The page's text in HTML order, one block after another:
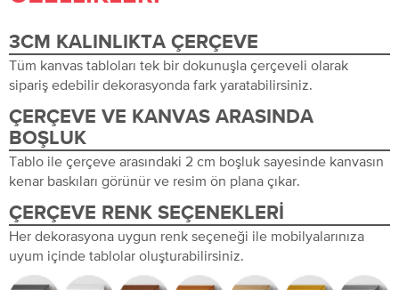
3CM KALINLIKTA ÇERÇEVE
Tüm kanvas tabloları tek bir dokunuşla çerçeveli olarak
sipariş edebilir dekorasyonda fark yaratabilirsiniz.
ÇERÇEVE VE KANVAS ARASINDA
BOŞLUK
Tablo ile çerçeve arasındaki 2 cm boşluk sayesinde kanvasın
kenar baskıları görünür ve resim ön plana çıkar.
ÇERÇEVE RENK SEÇENEKLERI
Her dekorasyona uygun renk seçeneği ile mobilyalarınıza
uyum içinde tablolar oluşturabilirsiniz.